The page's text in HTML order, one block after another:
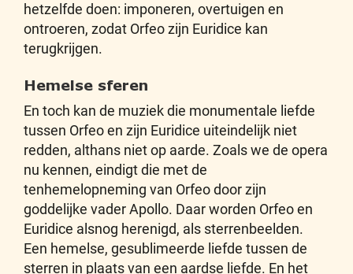
hetzelfde doen: imponeren, overtuigen en
ontroeren, zodat Orfeo zijn Euridice kan
terugkrijgen.
Hemelse sferen
En toch kan de muziek die monumentale liefde
tussen Orfeo en zijn Euridice uiteindelijk niet
redden, althans niet op aarde. Zoals we de opera
nu kennen, eindigt die met de
tenhemelopneming van Orfeo door zijn
goddelijke vader Apollo. Daar worden Orfeo en
Euridice alsnog herenigd, als sterrenbeelden.
Een hemelse, gesublimeerde liefde tussen de
sterren in plaats van een aardse liefde. En het